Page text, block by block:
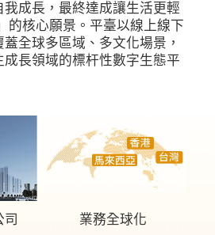
成長，最終達成讓生活更輕
的核心願景。平臺以線上線下
全球多區域、多文化場景，
長領域的標杆性數字生態平
司 業務全球化